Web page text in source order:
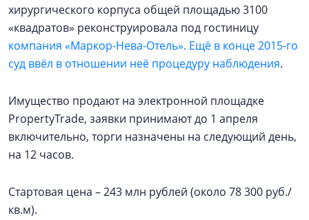
хирургического корпуса общей площадью 3100
«квадратов» реконструировала под гостиницу
компания «Маркор-Нева-Отель». Ещё в конце 2015-го
суд ввёл в отношении неё процедуру наблюдения.
Имущество продают на электронной площадке
PropertyTrade, заявки принимают до 1 апреля
включительно, торги назначены на следующий день,
на 12 часов.
Стартовая цена – 243 млн рублей (около 78 300 руб./
кв.м).